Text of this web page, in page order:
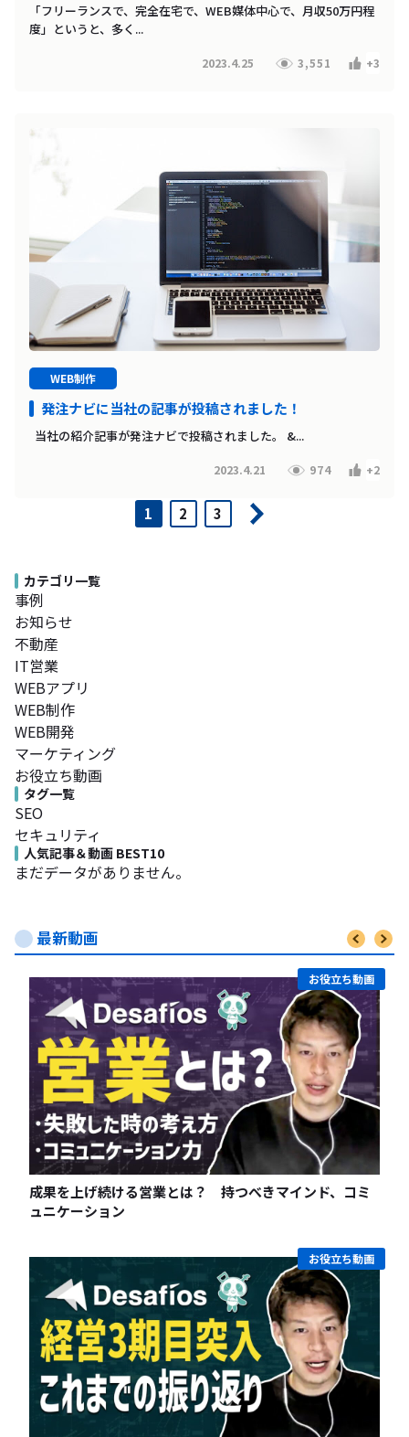
「フリーランスで、完全在宅で、WEB媒体中心で、月収50万円程
度」というと、多く...
2023.4.25 3,551 +3
WEB制作
発注ナビに当社の記事が投稿されました！
当社の紹介記事が発注ナビで投稿されました。 &...
2023.4.21 974 +2
1 2 3
カテゴリ一覧
事例
お知らせ
不動産
IT営業
WEBアプリ
WEB制作
WEB開発
マーケティング
お役立ち動画
タグ一覧
SEO
セキュリティ
人気記事＆動画 BEST10
まだデータがありません。
最新動画
お役立ち動画
成果を上げ続ける営業とは？ 持つべきマインド、コミ
ュニケーション
お役立ち動画